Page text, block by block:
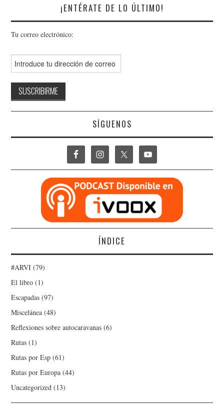
¡ENTÉRATE DE LO ÚLTIMO!
Tu correo electrónico:
SÍGUENOS
ÍNDICE
#ARVI (79)
El libro (1)
Escapadas (97)
Miscelánea (48)
Reflexiones sobre autocaravanas (6)
Rutas (1)
Rutas por Esp (61)
Rutas por Europa (44)
Uncategorized (13)